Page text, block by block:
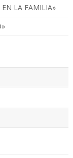
EN LA FAMILIA»